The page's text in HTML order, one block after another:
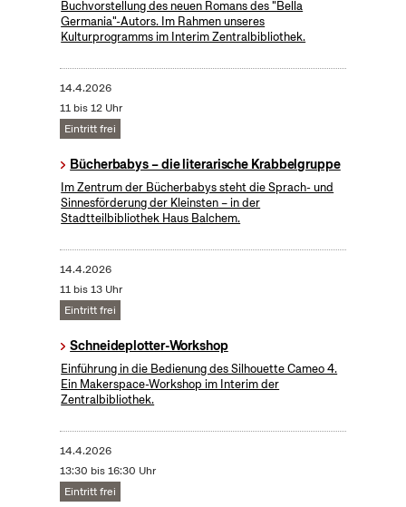
Buchvorstellung des neuen Romans des "Bella
Germania"-Autors. Im Rahmen unseres
Kulturprogramms im Interim Zentralbibliothek.
14.4.2026
11 bis 12 Uhr
Eintritt frei
Bücherbabys – die literarische Krabbelgruppe
Im Zentrum der Bücherbabys steht die Sprach- und
Sinnesförderung der Kleinsten – in der
Stadtteilbibliothek Haus Balchem.
14.4.2026
11 bis 13 Uhr
Eintritt frei
Schneideplotter-Workshop
​Einführung in die Bedienung des Silhouette Cameo 4.
Ein Makerspace-Workshop im Interim der
Zentralbibliothek.
14.4.2026
13:30 bis 16:30 Uhr
Eintritt frei